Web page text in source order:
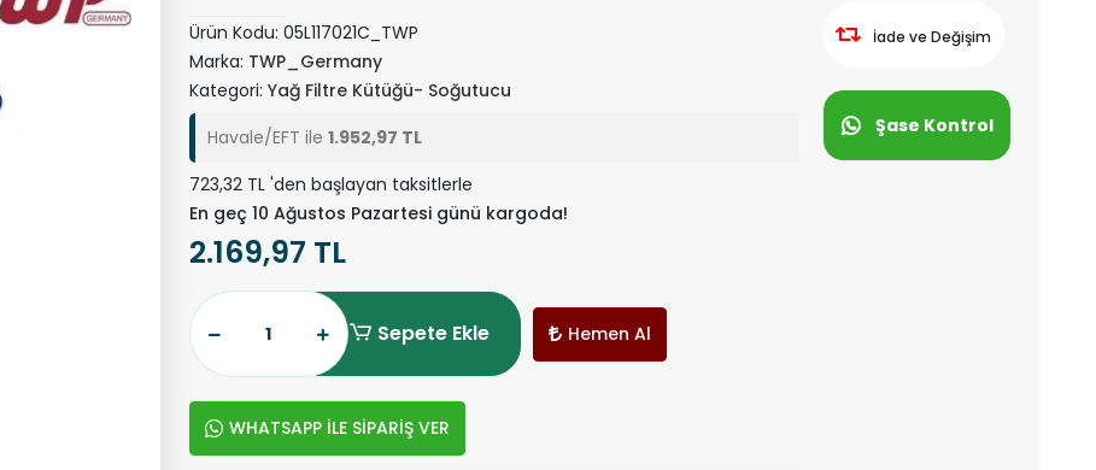
Ürün Kodu: 05L117021C_TWP
Marka: TWP_Germany
Kategori: Yağ Filtre Kütüğü- Soğutucu
Havale/EFT ile 1.952,97 TL
723,32 TL 'den başlayan taksitlerle
En geç 10 Ağustos Pazartesi günü kargoda!
2.169,97 TL
Sepete Ekle Hemen Al
WHATSAPP İLE SİPARİŞ VER
İade ve Değişim
Şase Kontrol